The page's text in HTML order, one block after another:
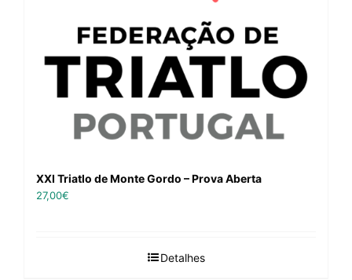
XXI Triatlo de Monte Gordo – Prova Aberta
27,00€
Detalhes